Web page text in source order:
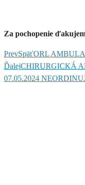
Za pochopenie
PrevSpäťORL
ĎalejCHIRURGICKÁ
07.05.2024